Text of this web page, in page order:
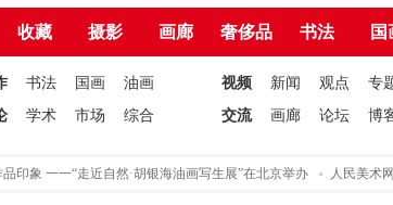
收藏 摄影 画廊 奢侈品 书法 国
书法 国画
油画
学术 市场 综合
视频 新闻 观点
专
交流
画廊 论坛 博
象 一一“走近自然·胡银海油画写生展”在北京举办 人民美术网